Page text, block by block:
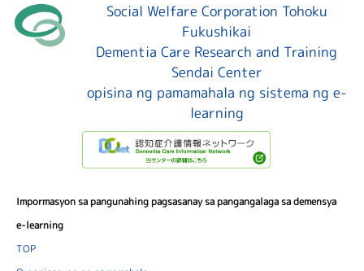
Social Welfare Corporation Tohoku
Fukushikai
Dementia Care Research and Training
Sendai Center
opisina ng pamamahala ng sistema ng e-
learning
Impormasyon sa pangunahing pagsasanay sa pangangalaga sa demensya
e-learning
TOP